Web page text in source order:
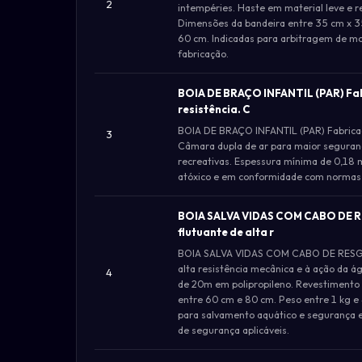
2
intempéries. Haste em material leve e
Dimensões da bandeira entre 35 cm x
60 cm. Indicadas para arbitragem de
fabricação.
3
BOIA DE BRAÇO INFANTIL
resistência. C
BOIA DE BRAÇO INFANTIL (PAR)
Câmara dupla de ar para maior
recreativas. Espessura mínima de 0,18
atóxico e em conformidade com
4
BOIA SALVA VIDAS COM CABO
flutuante de alta r
BOIA SALVA VIDAS COM CABO DE
alta resistência mecânica e à ação da
de 20m em polipropileno.
entre 60 cm e 80 cm. Peso entre 1 kg
para salvamento aquático e segurança
de segurança aplicáveis.